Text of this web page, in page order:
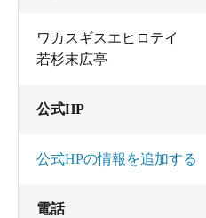
ワカスギスエヒロテイ
若杉末広亭
公式HP
公式HPの情報を追加する
電話